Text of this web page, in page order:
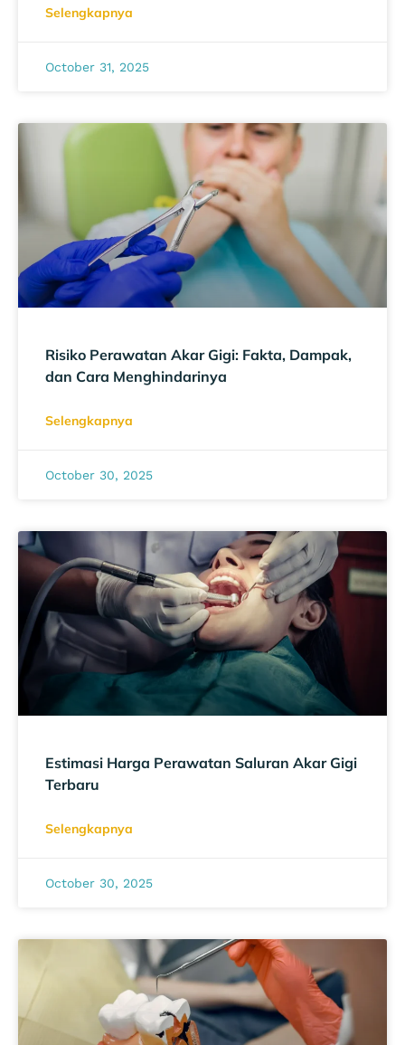
Selengkapnya
October 31, 2025
Risiko Perawatan Akar Gigi: Fakta, Dampak,
dan Cara Menghindarinya
Selengkapnya
October 30, 2025
Estimasi Harga Perawatan Saluran Akar Gigi
Terbaru
Selengkapnya
October 30, 2025